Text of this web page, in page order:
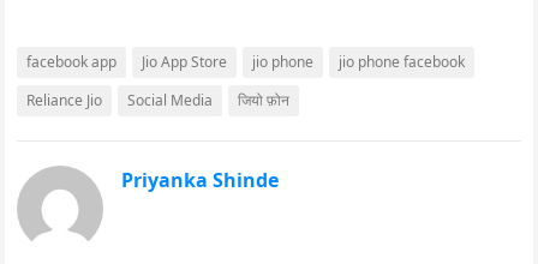
facebook app Jio App Store jio phone
jio phone facebook
Reliance Jio
Social Media जियो फ़ोन
Priyanka Shinde